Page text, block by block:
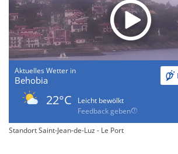
Aktuelles Wetter in
Behobia
22°C
Leicht bewölkt
Feedback geben
Standort Saint-Jean-de-Luz - Le Port